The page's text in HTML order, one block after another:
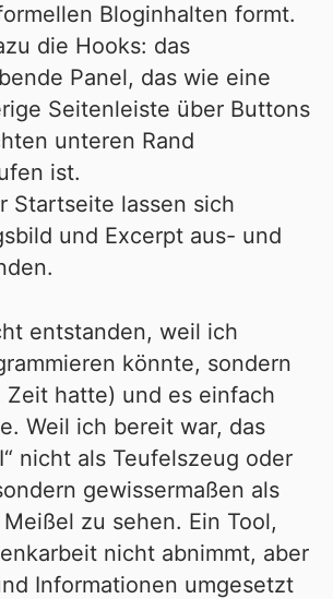
Bloginhalten formt.
die Hooks: das
Panel, das wie eine
Seitenleiste über Buttons
unteren Rand
ist.
Startseite lassen sich
und Excerpt aus- und
entstanden, weil ich
könnte, sondern
Zeit hatte) und es einfach
Weil ich bereit war, das
nicht als Teufelszeug oder
gewissermaßen als
zu sehen. Ein Tool,
nicht abnimmt, aber
Informationen umgesetzt